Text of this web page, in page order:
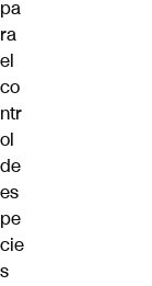
pa
ra
el
co
ntr
ol
de
es
pe
cie
s